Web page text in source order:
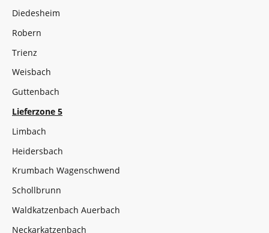
Diedesheim
Robern
Trienz
Weisbach
Guttenbach
Lieferzone 5
Limbach
Heidersbach
Krumbach Wagenschwend
Schollbrunn
Waldkatzenbach Auerbach
Neckarkatzenbach